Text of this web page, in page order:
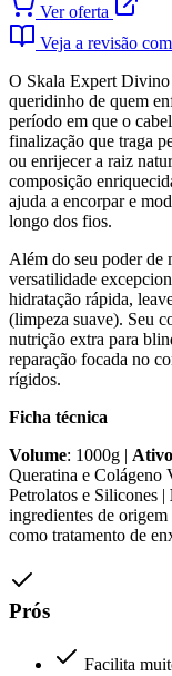
Ver oferta
Veja a revisão
O Skala Expert Divino
queridinho de quem
período em que o
finalização que traga
ou enrijecer a raiz
composição
ajuda a encorpar e
longo dos fios.
Além do seu poder de
versatilidade
hidratação rápida,
(limpeza suave). Seu
nutrição extra para
reparação focada no
rígidos.
Ficha técnica
Volume: 1000g |
Queratina e Colágeno
Petrolatos e Silicones |
ingredientes de
como tratamento de
Prós
Facilita